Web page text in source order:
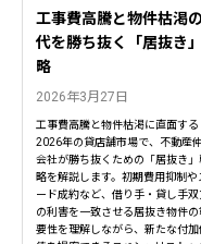
工事費高騰と物件枯渇
代を勝ち抜く「居抜き
略
2026年3月27日
工事費高騰と物件枯渇に直面する
2026年の貸店舗市場で、不動産
会社が勝ち抜くための「居抜き」
略を解説します。初期費用抑制や
ード成約など、借り手・貸し手双
の利害を一致させる居抜き物件の
要性を理解しながら、新たな付加